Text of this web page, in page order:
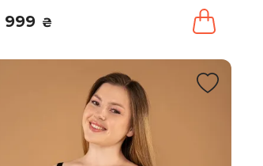
999 ₴